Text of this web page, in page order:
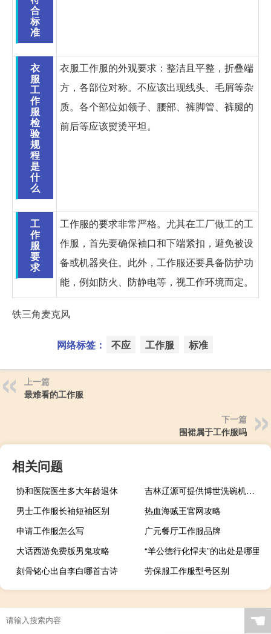
合
标
准
衣
服
工
作
服
检
验
规
程
是
什
么
衣服工作服的外观要求：整洁且平整，折叠端
方，各部位对称。不应该出现线头、毛屑等杂
质。各个部位如领子、腰部、裤脚管、裤腿的
前后等应该熨烫平坦。
工
作
服
要
求
工作服的要求非常严格。尤其在工厂做工的工
作服，首先要确保袖口和下端紧扣，避免被设
备或机器夹住。此外，工作服还要具备防护功
能，例如防火、防静电等，视工作环境而定。
铁三角麦克风
网络标签： 不应 工作服 标准
上一篇
最难看的工作服
下一篇
围裙属于工作服吗
相关问题
协和医院医生多大年龄退休
吉林辽源可提供博世洗碗机维修服务地址在哪
男士工作服长袖短袖区别
热血海贼王官网攻略
申请工作服怎么写
广元餐厅工作服品牌
大话西游免费版男鬼攻略
“羊公德行化悍夫”的出处是哪里
刻骨铭心出自李白哪首古诗
劳保服工作服型号区别
☚